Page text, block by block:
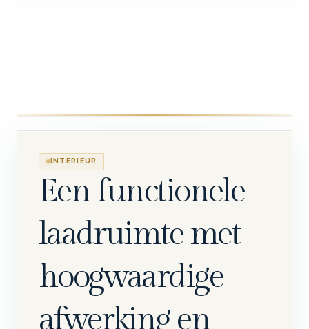
INTERIEUR
Een functionele
laadruimte met
hoogwaardige
afwerking en